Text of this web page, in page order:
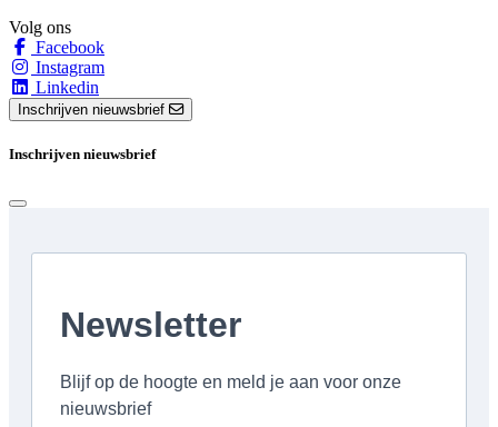
Volg ons
Facebook
Instagram
Linkedin
Inschrijven nieuwsbrief
Inschrijven nieuwsbrief